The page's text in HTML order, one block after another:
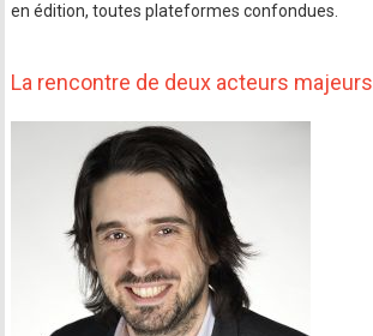
en édition, toutes plateformes confondues.
La rencontre de deux acteurs majeurs